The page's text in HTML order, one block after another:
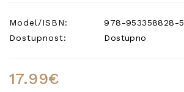
Model/ISBN:
978-953358828-5
Dostupnost:
Dostupno
17.99€